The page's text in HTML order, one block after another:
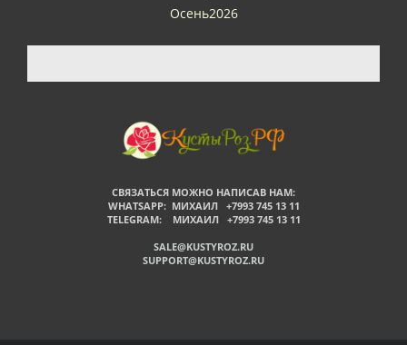
Осень2026
СВЯЗАТЬСЯ МОЖНО НАПИСАВ НАМ:
WHATSAPP: МИХАИЛ +7993 745 13 11
TELEGRAM: МИХАИЛ +7993 745 13 11
SALE@KUSTYROZ.RU
SUPPORT@KUSTYROZ.RU